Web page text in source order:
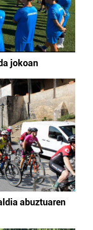
hirugarrenen cookie-
eta
teknologiaz
teknologia hori
diguzu.
jokoan
abuztuaren